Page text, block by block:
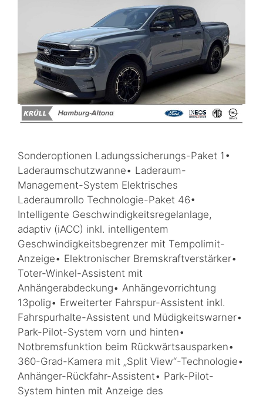
Sonderoptionen Ladungssicherungs-Paket 1•
Laderaumschutzwanne• Laderaum-
Management-System Elektrisches
Laderaumrollo Technologie-Paket 46•
Intelligente Geschwindigkeitsregelanlage,
adaptiv (iACC) inkl. intelligentem
Geschwindigkeitsbegrenzer mit Tempolimit-
Anzeige• Elektronischer Bremskraftverstärker•
Toter-Winkel-Assistent mit
Anhängerabdeckung• Anhängevorrichtung
13polig• Erweiterter Fahrspur-Assistent inkl.
Fahrspurhalte-Assistent und Müdigkeitswarner•
Park-Pilot-System vorn und hinten•
Notbremsfunktion beim Rückwärtsausparken•
360-Grad-Kamera mit „Split View“-Technologie•
Anhänger-Rückfahr-Assistent• Park-Pilot-
System hinten mit Anzeige des